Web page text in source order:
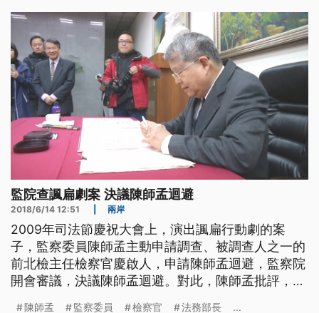
前總統馬英九的批示，他質疑馬英九當年下條子給時
任法務部長王清峰，動用行政體
監院查諷扁劇案 決議陳師孟迴避
2018/6/14 12:51 兩岸
2009年司法節慶祝大會上，演出諷扁行動劇的案
子，監察委員陳師孟主動申請調查、被調查人之一的
前北檢主任檢察官慶啟人，申請陳師孟迴避，監察院
開會審議，決議陳師孟迴避。對此，陳師孟批評，這
陳師孟 監察委員 檢察官 法務部長 ...